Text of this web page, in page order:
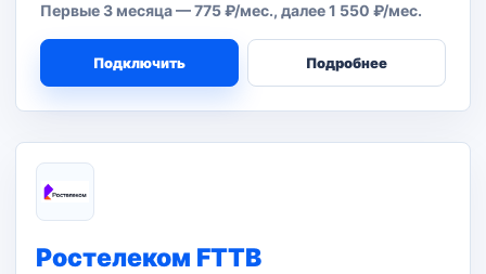
Первые 3 месяца — 775 ₽/мес., далее 1 550 ₽/мес.
Подключить Подробнее
Ростелеком FTTB